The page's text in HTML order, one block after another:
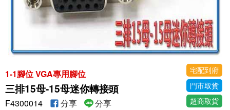
1-1腳位 VGA專用腳位
三排15母-15母迷你轉接頭
宅配到府
門市取貨
超商取貨
F4300014 分享 分享